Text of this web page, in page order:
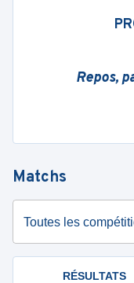
Repos,
Matchs
Toutes les
RÉSULTATS